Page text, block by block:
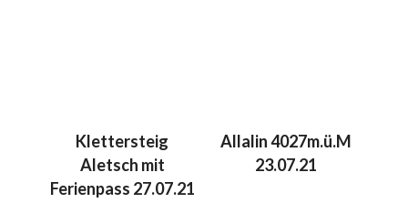
Klettersteig
Aletsch mit
Ferienpass 27.07.21
Allalin 4027m.ü.M
23.07.21